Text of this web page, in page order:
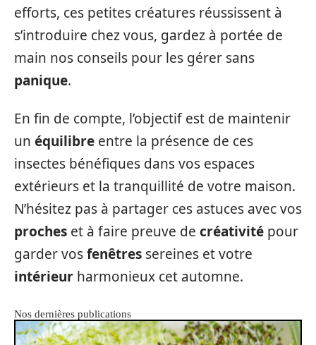
efforts, ces petites créatures réussissent à
s’introduire chez vous, gardez à portée de
main nos conseils pour les gérer sans
panique.
En fin de compte, l’objectif est de maintenir
un équilibre entre la présence de ces
insectes bénéfiques dans vos espaces
extérieurs et la tranquillité de votre maison.
N’hésitez pas à partager ces astuces avec vos
proches et à faire preuve de créativité pour
garder vosfenêtres sereines et votre
intérieur harmonieux cet automne.
Nos dernières publications